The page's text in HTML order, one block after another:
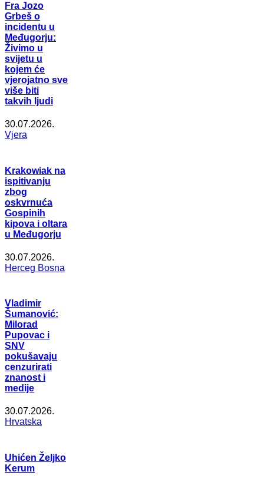
Fra Jozo
Grbeš o
incidentu u
Međugorju:
Živimo u
svijetu u
kojem će
vjerojatno sve
više biti
takvih ljudi
30.07.2026.
Vjera
Krakowiak na
ispitivanju
zbog
oskvrnuća
Gospinih
kipova i oltara
u Međugorju
30.07.2026.
Herceg Bosna
Vladimir
Šumanović:
Milorad
Pupovac i
SNV
pokušavaju
cenzurirati
znanost i
medije
30.07.2026.
Hrvatska
Uhićen Željko
Kerum